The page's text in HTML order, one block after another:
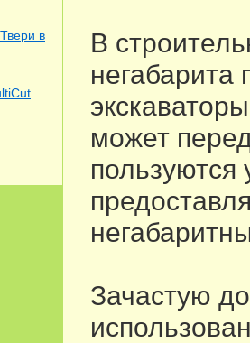
в
В
негабарита
может
пользуются
Зачастую